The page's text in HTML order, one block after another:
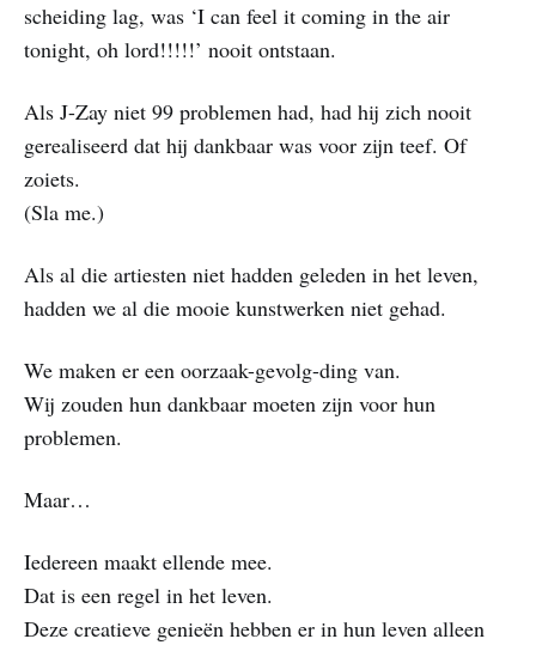
scheiding lag, was ‘I can feel it coming in the air
tonight, oh lord!!!!!’ nooit ontstaan.
Als J-Zay niet 99 problemen had, had hij zich nooit
gerealiseerd dat hij dankbaar was voor zijn teef. Of
zoiets.
(Sla me.)
Als al die artiesten niet hadden geleden in het leven,
hadden we al die mooie kunstwerken niet gehad.
We maken er een oorzaak-gevolg-ding van.
Wij zouden hun dankbaar moeten zijn voor hun
problemen.
Maar…
Iedereen maakt ellende mee.
Dat is een regel in het leven.
Deze creatieve genieën hebben er in hun leven alleen